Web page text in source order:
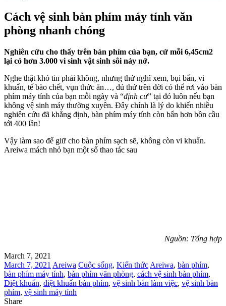
Cách vệ sinh bàn phím máy tính văn
phòng nhanh chóng
Nghiên cứu cho thấy trên bàn phím của bạn, cứ mỗi 6,45cm2
lại có hơn 3.000 vi sinh vật sinh sôi nảy nở.
Nghe thật khó tin phải không, nhưng thử nghĩ xem, bụi bẩn, vi
khuẩn, tế bào chết, vụn thức ăn…, đủ thứ trên đời có thể rơi vào bàn
phím máy tính của bạn mỗi ngày và “định cư” tại đó luôn nếu bạn
không vệ sinh máy thường xuyên. Đây chính là lý do khiến nhiều
nghiên cứu đã khẳng định, bàn phím máy tính còn bẩn hơn bồn cầu
tới 400 lần!
Vậy làm sao để giữ cho bàn phím sạch sẽ, không còn vi khuẩn.
Areiwa mách nhỏ bạn một số thao tác sau
Nguồn: Tổng hợp
March 7, 2021
March 7, 2021 Areiwa Cuộc sống, Kiến thức Areiwa, bàn phím,
bàn phím máy tính, bàn phím văn phòng, cách vệ sinh bàn phím,
Diệt khuẩn, diệt khuẩn bàn phím, vệ sinh bàn làm việc, vệ sinh bàn
phím, vệ sinh máy tính
Share